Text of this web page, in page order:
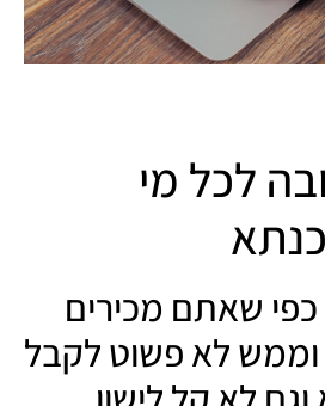
לכל מי
כפי שאתם מכירים
לא פשוט לקבל